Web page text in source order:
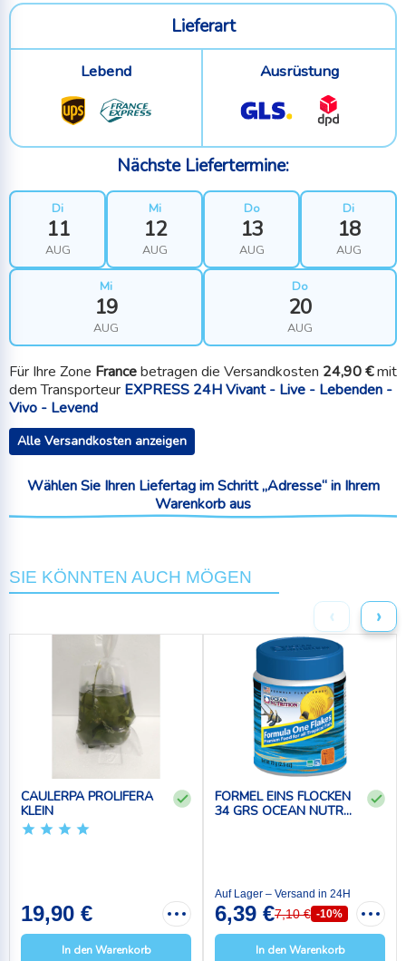
Lieferart
Lebend Ausrüstung
Nächste Liefertermine:
Di
11
AUG
Mi
12
AUG
Do
13
AUG
Di
18
AUG
Mi
19
AUG
Do
20
AUG
Für Ihre Zone Francebetragen die Versandkosten 24,90 €mit
dem Transporteur EXPRESS 24H Vivant - Live - Lebenden -
Vivo - Levend
Alle Versandkosten anzeigen
Wählen Sie Ihren Liefertag im Schritt „Adresse“ in Ihrem
Warenkorb aus
SIE KÖNNTEN AUCH MÖGEN
‹ ›
CAULERPA PROLIFERA
KLEIN
19,90 €
In den Warenkorb
FORMEL EINS FLOCKEN
34 GRS OCEAN NUTR...
Auf Lager – Versand in 24H
6,39 €7,10 € -10%
In den Warenkorb